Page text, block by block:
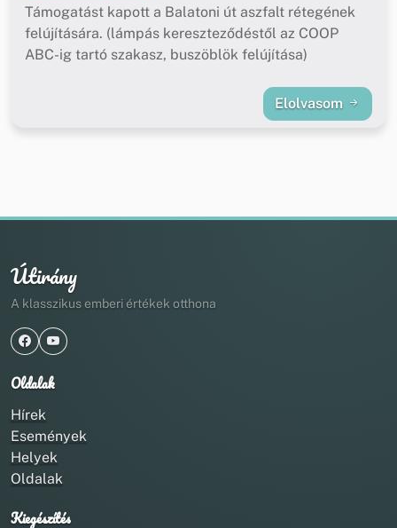
Támogatást kapott a Balatoni út aszfalt rétegének
felújítására. (lámpás kereszteződéstől az COOP
ABC-ig tartó szakasz, buszöblök felújítása)
Elolvasom
Útirány
A klasszikus emberi értékek otthona
Oldalak
Hírek
Események
Helyek
Oldalak
Kiegészítés